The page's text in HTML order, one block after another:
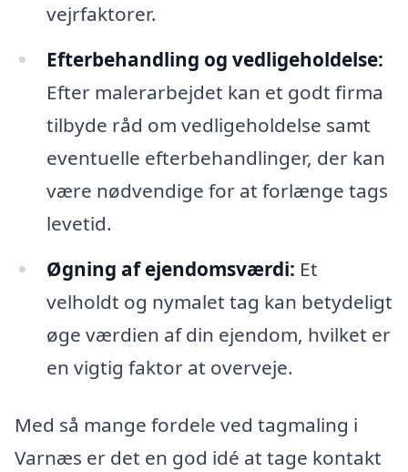
vejrfaktorer.
Efterbehandling og vedligeholdelse:
Efter malerarbejdet kan et godt firma
tilbyde råd om vedligeholdelse samt
eventuelle efterbehandlinger, der kan
være nødvendige for at forlænge tags
levetid.
Øgning af ejendomsværdi: Et
velholdt og nymalet tag kan betydeligt
øge værdien af din ejendom, hvilket er
en vigtig faktor at overveje.
Med så mange fordele ved tagmaling i
Varnæs er det en god idé at tage kontakt